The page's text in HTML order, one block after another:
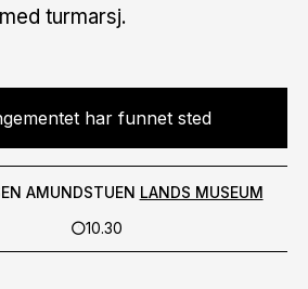
turmarsj.
har funnet sted
AMUNDSTUEN LANDS MUSEUM
10.30